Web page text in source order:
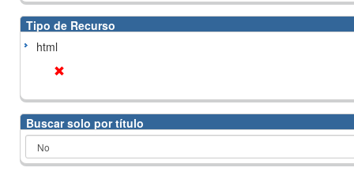
Tipo de Recurso
html
Buscar solo por título